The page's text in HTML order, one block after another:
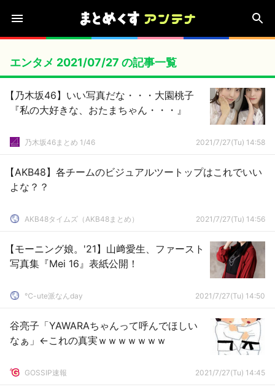
エンタメ 2021/07/27 の記事一覧
【乃木坂46】いい写真だな・・・大園桃子
『私の大好きな、おたまちゃん・・・』
乃木坂46まとめ 1/46 2021/7/27(Tu) 14:58
【AKB48】各チームのビジュアルツートップはこれでいい
よな？？
AKB48タイムズ（AKB48まとめ） 2021/7/27(Tu) 14:56
【モーニング娘。'21】山﨑愛生、ファースト
写真集『Mei 16』表紙公開！
℃-ute派なんday 2021/7/27(Tu) 14:50
谷亮子「YAWARAちゃんって呼んでほしい
なぁ」←これの真実ｗｗｗｗｗｗｗ
GOSSIP速報 2021/7/27(Tu) 14:45